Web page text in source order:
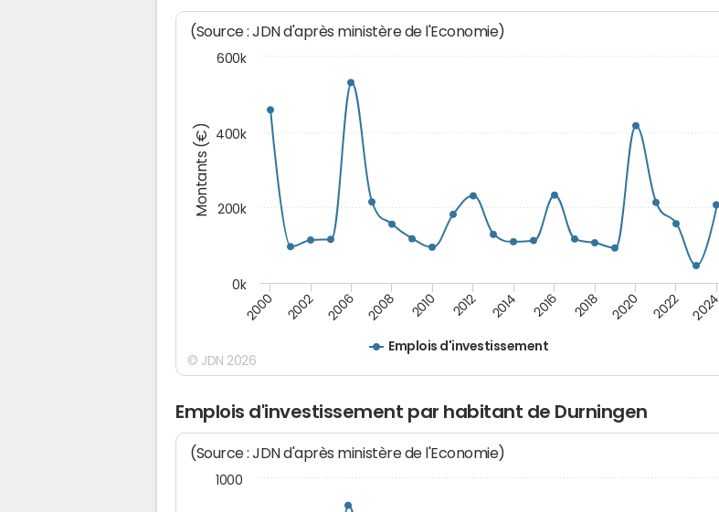
Montants (€)
(Source : JDN d'après ministère de l'Economie)
Emplois d'investissement
2000 2002 2006 2008 2010 2012 2014 2016 2018 2020 2022 2024
0k
200k
400k
600k
© JDN 2026
Emplois d'investissement par habitant de Durningen
(Source : JDN d'après ministère de l'Economie)
1000